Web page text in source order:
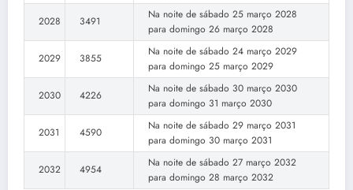
2028 3491
Na noite de sábado 25 março 2028
para domingo 26 março 2028
2029 3855
Na noite de sábado 24 março 2029
para domingo 25 março 2029
2030 4226
Na noite de sábado 30 março 2030
para domingo 31 março 2030
2031 4590
Na noite de sábado 29 março 2031
para domingo 30 março 2031
2032 4954
Na noite de sábado 27 março 2032
para domingo 28 março 2032